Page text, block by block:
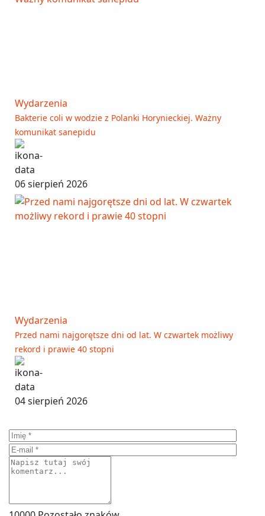
Wydarzenia
Bakterie coli w wodzie z Polanki Horynieckiej. Ważny
komunikat sanepidu
06 sierpień 2026
Wydarzenia
Przed nami najgorętsze dni od lat. W czwartek możliwy
rekord i prawie 40 stopni
04 sierpień 2026